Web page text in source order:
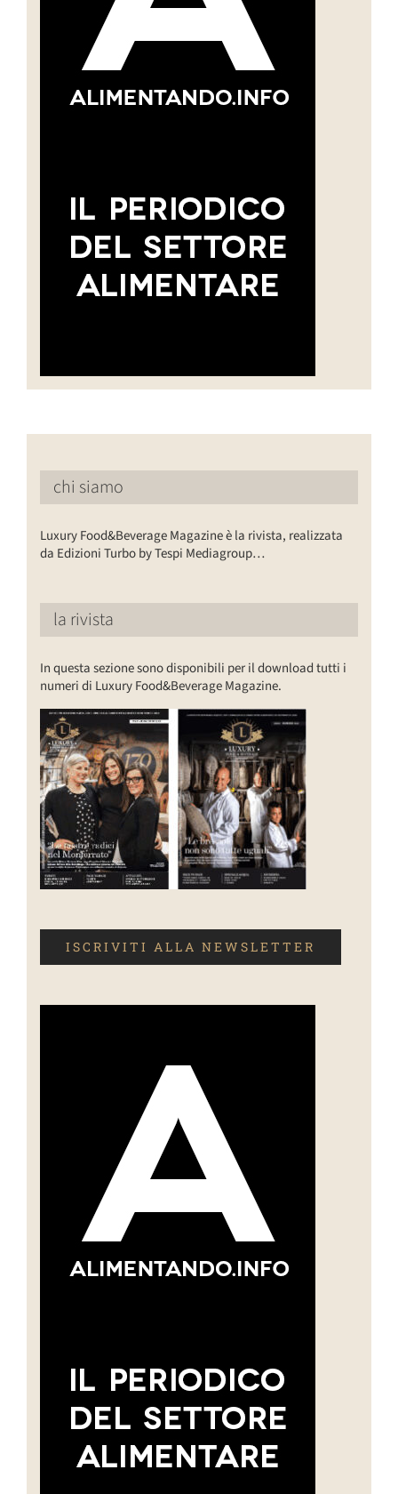
chi siamo
Luxury Food&Beverage Magazine è la rivista, realizzata
da Edizioni Turbo by Tespi Mediagroup…
la rivista
In questa sezione sono disponibili per il download tutti i
numeri di Luxury Food&Beverage Magazine.
ISCRIVITI ALLA NEWSLETTER